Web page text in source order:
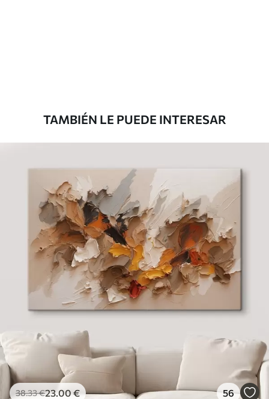
TAMBIÉN LE PUEDE INTERESAR
38.33€23.00€ 56